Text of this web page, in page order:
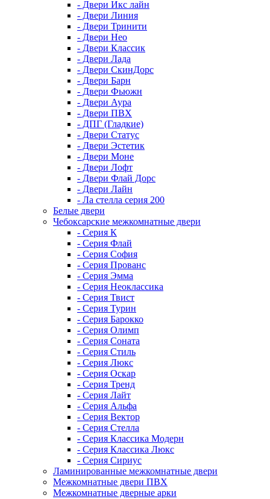
- Двери Икс лайн
- Двери Линия
- Двери Тринити
- Двери Нео
- Двери Классик
- Двери Лада
- Двери СкинДорс
- Двери Барн
- Двери Фьюжн
- Двери Аура
- Двери ПВХ
- ДПГ (Гладкие)
- Двери Статус
- Двери Эстетик
- Двери Моне
- Двери Лофт
- Двери Флай Дорс
- Двери Лайн
- Ла стелла серия 200
Белые двери
Чебоксарские межкомнатные двери
- Серия К
- Серия Флай
- Серия София
- Серия Прованс
- Серия Эмма
- Серия Неоклассика
- Серия Твист
- Серия Турин
- Серия Барокко
- Серия Олимп
- Серия Соната
- Серия Стиль
- Серия Люкс
- Серия Оскар
- Серия Тренд
- Серия Лайт
- Серия Альфа
- Серия Вектор
- Серия Стелла
- Серия Классика Модерн
- Серия Классика Люкс
- Серия Сириус
Ламинированные межкомнатные двери
Межкомнатные двери ПВХ
Межкомнатные дверные арки